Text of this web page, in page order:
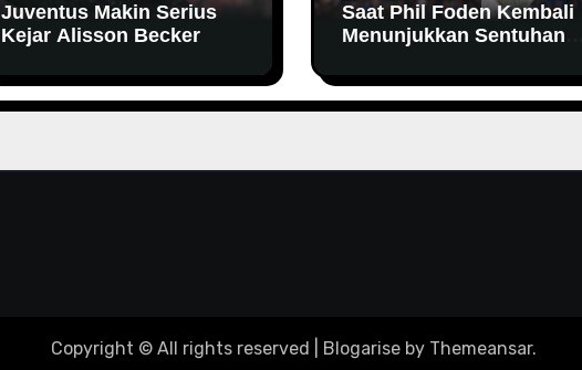
Juventus Makin Serius
Kejar Alisson Becker
Saat Phil Foden Kembali
Menunjukkan Sentuhan
Manchester City
Copyright © All rights reserved Blogariseby Themeansar.